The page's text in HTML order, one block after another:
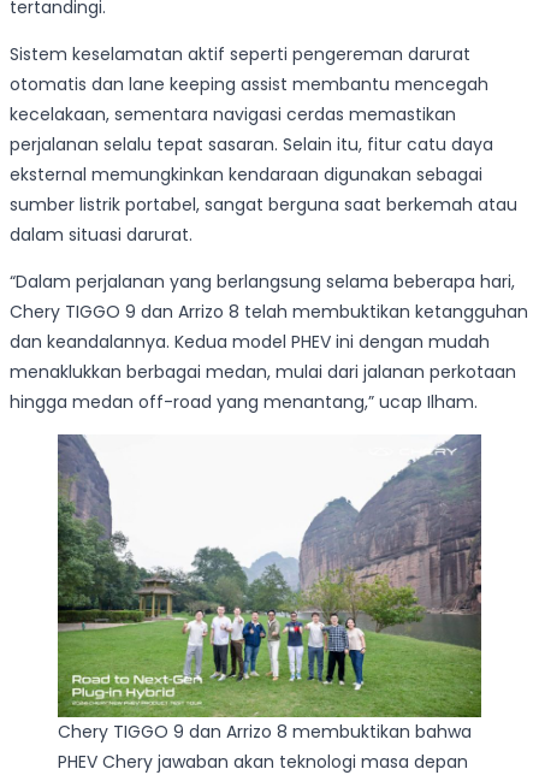
tertandingi.
Sistem keselamatan aktif seperti pengereman darurat
otomatis dan lane keeping assist membantu mencegah
kecelakaan, sementara navigasi cerdas memastikan
perjalanan selalu tepat sasaran. Selain itu, fitur catu daya
eksternal memungkinkan kendaraan digunakan sebagai
sumber listrik portabel, sangat berguna saat berkemah atau
dalam situasi darurat.
“Dalam perjalanan yang berlangsung selama beberapa hari,
Chery TIGGO 9 dan Arrizo 8 telah membuktikan ketangguhan
dan keandalannya. Kedua model PHEV ini dengan mudah
menaklukkan berbagai medan, mulai dari jalanan perkotaan
hingga medan off-road yang menantang,” ucap Ilham.
Chery TIGGO 9 dan Arrizo 8 membuktikan bahwa
PHEV Chery jawaban akan teknologi masa depan